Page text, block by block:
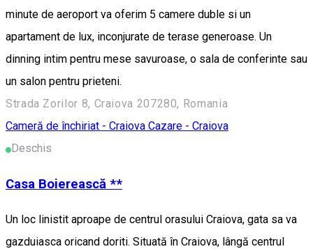
minute de aeroport va oferim 5 camere duble si un
apartament de lux, inconjurate de terase generoase. Un
dinning intim pentru mese savuroase, o sala de conferinte sau
un salon pentru prieteni.
Strada Zorilor 8, Craiova 207280, Romania
Cameră de închiriat - Craiova Cazare - Craiova
Deschis
Casa Boierească **
Un loc linistit aproape de centrul orasului Craiova, gata sa va
gazduiasca oricand doriti. Situată în Craiova, lângă centrul